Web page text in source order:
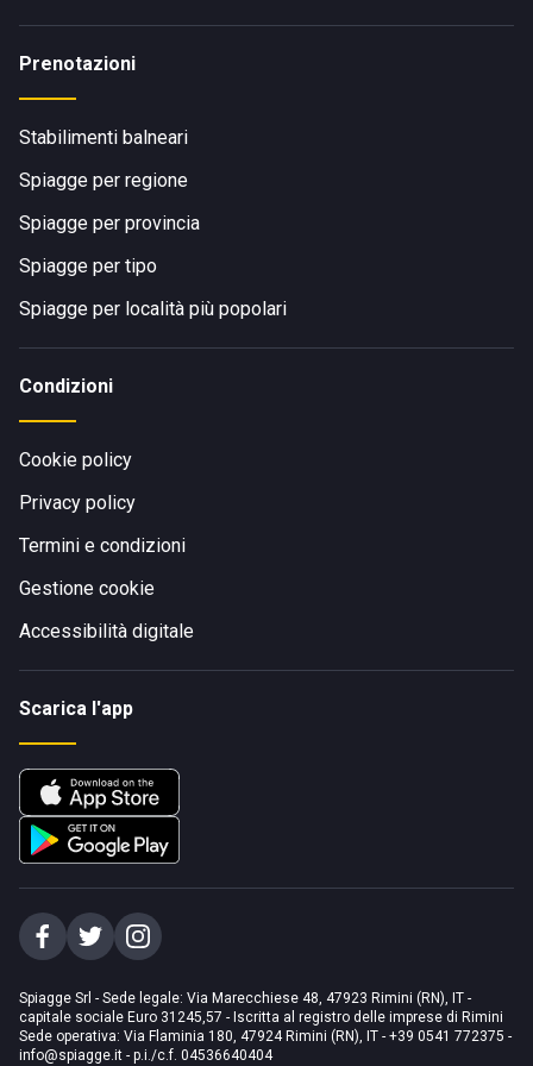
Prenotazioni
Stabilimenti balneari
Spiagge per regione
Spiagge per provincia
Spiagge per tipo
Spiagge per località più popolari
Condizioni
Cookie policy
Privacy policy
Termini e condizioni
Gestione cookie
Accessibilità digitale
Scarica l'app
Spiagge Srl - Sede legale: Via Marecchiese 48, 47923 Rimini (RN), IT -
capitale sociale Euro 31245,57 - Iscritta al registro delle imprese di Rimini
Sede operativa: Via Flaminia 180, 47924 Rimini (RN), IT - +39 0541 772375 -
info@spiagge.it - p.i./c.f. 04536640404